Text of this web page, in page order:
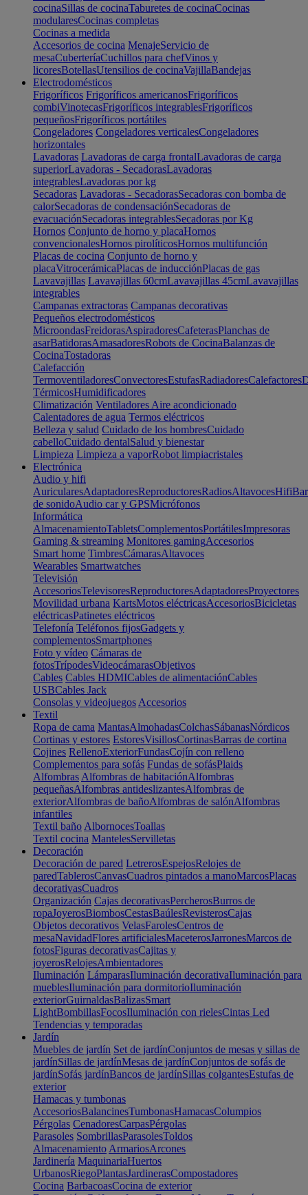
cocinaSillas de cocinaTaburetes de cocinaCocinas
modularesCocinas completas
Cocinas a medida
Accesorios de cocina MenajeServicio de
mesaCuberteríaCuchillos para chefVinos y
licoresBotellasUtensilios de cocinaVajillaBandejas
Electrodomésticos
Frigoríficos Frigoríficos americanosFrigoríficos
combiVinotecasFrigoríficos integrablesFrigoríficos
pequeñosFrigoríficos portátiles
Congeladores Congeladores verticalesCongeladores
horizontales
Lavadoras Lavadoras de carga frontalLavadoras de carga
superiorLavadoras - SecadorasLavadoras
integrablesLavadoras por kg
Secadoras Lavadoras - SecadorasSecadoras con bomba de
calorSecadoras de condensaciónSecadoras de
evacuaciónSecadoras integrablesSecadoras por Kg
Hornos Conjunto de horno y placaHornos
convencionalesHornos pirolíticosHornos multifunción
Placas de cocina Conjunto de horno y
placaVitrocerámicaPlacas de inducciónPlacas de gas
Lavavajillas Lavavajillas 60cmLavavajillas 45cmLavavajillas
integrables
Campanas extractoras Campanas decorativas
Pequeños electrodomésticos
MicroondasFreidorasAspiradoresCafeterasPlanchas de
asarBatidorasAmasadoresRobots de CocinaBalanzas de
CocinaTostadoras
Calefacción
TermoventiladoresConvectoresEstufasRadiadoresCalefactores
TérmicosHumidificadores
Climatización Ventiladores Aire acondicionado
Calentadores de agua Termos eléctricos
Belleza y salud Cuidado de los hombresCuidado
cabelloCuidado dentalSalud y bienestar
Limpieza Limpieza a vaporRobot limpiacristales
Electrónica
Audio y hifi
AuricularesAdaptadoresReproductoresRadiosAltavocesHifi
de sonidoAudio car y GPSMicrófonos
Informática
AlmacenamientoTabletsComplementosPortátilesImpresoras
Gaming & streaming Monitores gamingAccesorios
Smart home TimbresCámarasAltavoces
Wearables Smartwatches
Televisión
AccesoriosTelevisoresReproductoresAdaptadoresProyectores
Movilidad urbana KartsMotos eléctricasAccesoriosBicicletas
eléctricasPatinetes eléctricos
Telefonía Teléfonos fijosGadgets y
complementosSmartphones
Foto y vídeo Cámaras de
fotosTrípodesVideocámarasObjetivos
Cables Cables HDMICables de alimentaciónCables
USBCables Jack
Consolas y videojuegos Accesorios
Textil
Ropa de cama MantasAlmohadasColchasSábanasNórdicos
Cortinas y estores EstoresVisillosCortinasBarras de cortina
Cojines RellenoExteriorFundasCojín con relleno
Complementos para sofás Fundas de sofásPlaids
Alfombras Alfombras de habitaciónAlfombras
pequeñasAlfombras antideslizantesAlfombras de
exteriorAlfombras de bañoAlfombras de salónAlfombras
infantiles
Textil baño AlbornocesToallas
Textil cocina MantelesServilletas
Decoración
Decoración de pared LetrerosEspejosRelojes de
paredTablerosCanvasCuadros pintados a manoMarcosPlacas
decorativasCuadros
Organización Cajas decorativasPercherosBurros de
ropaJoyerosBiombosCestasBaúlesRevisterosCajas
Objetos decorativos VelasFarolesCentros de
mesaNavidadFlores artificialesMaceterosJarronesMarcos de
fotosFiguras decorativasCajitas y
joyerosRelojesAmbientadores
Iluminación LámparasIluminación decorativaIluminación para
mueblesIluminación para dormitorioIluminación
exteriorGuirnaldasBalizasSmart
LightBombillasFocosIluminación con rielesCintas Led
Tendencias y temporadas
Jardín
Muebles de jardín Set de jardínConjuntos de mesas y sillas de
jardínSillas de jardínMesas de jardínConjuntos de sofás de
jardínSofás jardínBancos de jardínSillas colgantesEstufas de
exterior
Hamacas y tumbonas
AccesoriosBalancinesTumbonasHamacasColumpios
Pérgolas CenadoresCarpasPérgolas
Parasoles SombrillasParasolesToldos
Almacenamiento ArmariosArcones
Jardinería MaquinariaHuertos
UrbanosRiegoPlantasJardinerasCompostadores
Cocina BarbacoasCocina de exterior